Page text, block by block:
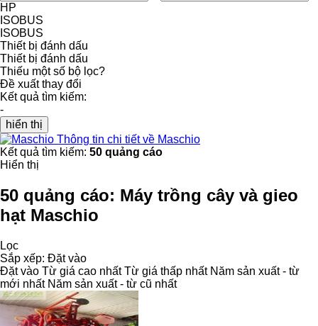
HP
ISOBUS
ISOBUS
Thiết bị đánh dấu
Thiết bị đánh dấu
Thiếu một số bộ lọc?
Đề xuất thay đổi
Kết quả tìm kiếm:
-
hiển thị
Thông tin chi tiết về Maschio
Kết quả tìm kiếm: 50 quảng cáo
Hiển thị
50 quảng cáo: Máy trồng cây và gieo
hạt Maschio
Lọc
Sắp xếp: Đặt vào
Đặt vào Từ giá cao nhất Từ giá thấp nhất Năm sản xuất - từ
mới nhất Năm sản xuất - từ cũ nhất